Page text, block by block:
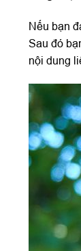
Nếu bạn
Sau đó
nội dung